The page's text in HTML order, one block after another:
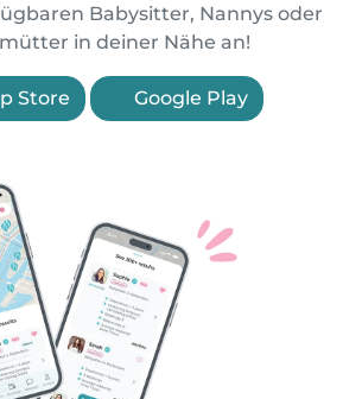
Babysitter, Nannys oder
in deiner Nähe an!
Store Google Play